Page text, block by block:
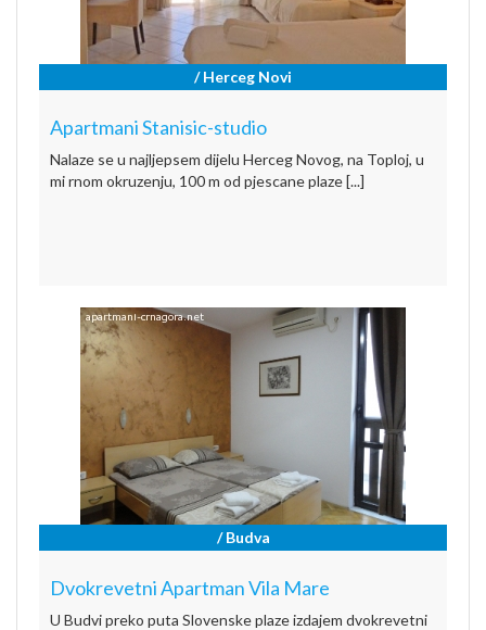
/ Herceg Novi
Apartmani Stanisic-studio
Nalaze se u najljepsem dijelu Herceg Novog, na Toploj, u
mi rnom okruzenju, 100 m od pjescane plaze [...]
/ Budva
Dvokrevetni Apartman Vila Mare
U Budvi preko puta Slovenske plaze izdajem dvokrevetni